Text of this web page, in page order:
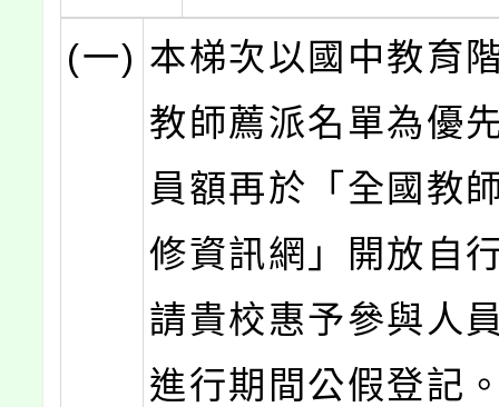
(一) 本梯次以國中教育
教師薦派名單為優
員額再於「全國教
修資訊網」開放自
請貴校惠予參與人
進行期間公假登記